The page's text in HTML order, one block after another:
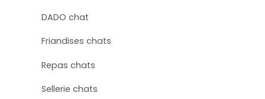
DADO chat
Friandises chats
Repas chats
Sellerie chats